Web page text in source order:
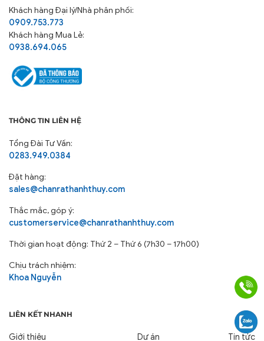
Khách hàngĐại lý/Nhà phân phối:
0909.753.773
Khách hàng Mua Lẻ:
0938.694.065
THÔNG TIN LIÊN HỆ
Tổng Đài Tư Vấn:
0283.949.0384
Đặt hàng:
sales@chanrathanhthuy.com
Thắc mắc, góp ý:
customerservice@chanrathanhthuy.com
Thời gian hoạt động: Thứ 2 – Thứ 6 (7h30 – 17h00)
Chịu trách nhiệm:
Khoa Nguyễn
LIÊN KẾT NHANH
Giới thiệu Dự án Tin tức